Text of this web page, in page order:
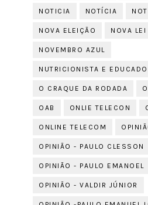
NOTICIA NOTÍCIA
NOVA ELEIÇÃO NOVA LEI
NOVEMBRO AZUL
NUTRICIONISTA E
O CRAQUE DA RODADA
OAB ONLIE TELECON
ONLINE TELECOM
OPINIÃO - PAULO CLESSON
OPINIÃO - PAULO EMANOEL
OPINIÃO - VALDIR JÚNIOR